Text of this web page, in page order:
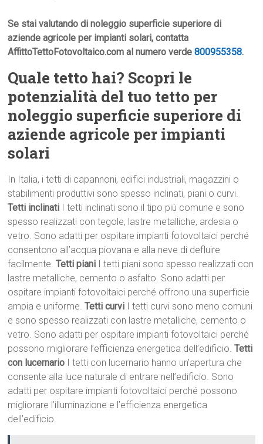
Se stai valutando di noleggio superficie superiore di
aziende agricole per impianti solari, contatta
AffittoTettoFotovoltaico.com al numero verde800955358.
Quale tetto hai? Scopri le
potenzialità del tuo tetto per
noleggio superficie superiore di
aziende agricole per impianti
solari
In Italia, i tetti di capannoni, edifici industriali, magazzini o
stabilimenti produttivi sono spesso inclinati, piani o curvi.
Tetti inclinati I tetti inclinati sono il tipo più comune e sono
spesso realizzati con tegole, lastre metalliche, ardesia o
vetro. Sono adatti per ospitare impianti fotovoltaici perché
consentono all’acqua piovana e alla neve di defluire
facilmente.Tetti piani I tetti piani sono spesso realizzati con
lastre metalliche, cemento o asfalto. Sono adatti per
ospitare impianti fotovoltaici perché offrono una superficie
ampia e uniforme.Tetti curvi I tetti curvi sono meno comuni
e sono spesso realizzati con lastre metalliche, cemento o
vetro. Sono adatti per ospitare impianti fotovoltaici perché
possono migliorare l’efficienza energetica dell’edificio.Tetti
con lucernario I tetti con lucernario hanno un’apertura che
consente alla luce naturale di entrare nell’edificio. Sono
adatti per ospitare impianti fotovoltaici perché possono
migliorare l’illuminazione e l’efficienza energetica
dell’edificio.